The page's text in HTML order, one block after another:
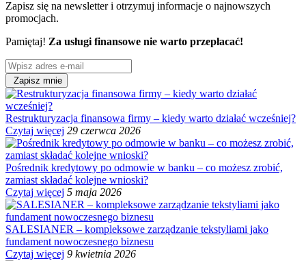
Zapisz się na newsletter i otrzymuj informacje o najnowszych
promocjach.
Pamiętaj! Za usługi finansowe nie warto przepłacać!
Zapisz mnie
Restrukturyzacja finansowa firmy – kiedy warto działać wcześniej?
Czytaj więcej 29 czerwca 2026
Pośrednik kredytowy po odmowie w banku – co możesz zrobić,
zamiast składać kolejne wnioski?
Czytaj więcej 5 maja 2026
SALESIANER – kompleksowe zarządzanie tekstyliami jako
fundament nowoczesnego biznesu
Czytaj więcej 9 kwietnia 2026